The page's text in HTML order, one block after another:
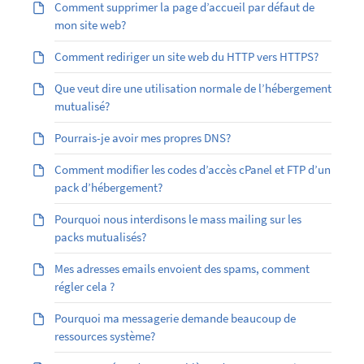
Comment supprimer la page d’accueil par défaut de
mon site web?
Comment rediriger un site web du HTTP vers HTTPS?
Que veut dire une utilisation normale de l’hébergement
mutualisé?
Pourrais-je avoir mes propres DNS?
Comment modifier les codes d’accès cPanel et FTP d’un
pack d’hébergement?
Pourquoi nous interdisons le mass mailing sur les
packs mutualisés?
Mes adresses emails envoient des spams, comment
régler cela ?
Pourquoi ma messagerie demande beaucoup de
ressources système?